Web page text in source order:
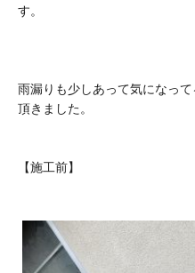
す。
雨漏りも少しあって気になっ
頂きました。
【施工前】